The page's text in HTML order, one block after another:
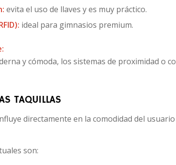
evita el uso de llaves y es muy práctico.
ideal para gimnasios premium.
y cómoda, los sistemas de proximidad o
TAQUILLAS
directamente en la comodidad del
son: